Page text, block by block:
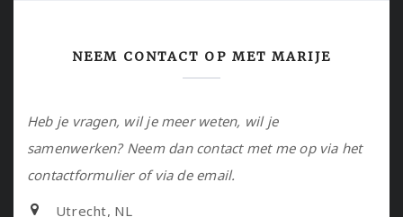
NEEM CONTACT OP MET MARIJE
Heb je vragen, wil je meer weten, wil je
samenwerken? Neem dan contact met me op via het
contactformulier of via de email.
Utrecht, NL